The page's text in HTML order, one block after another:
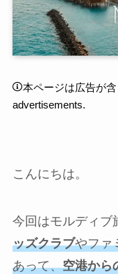
本ページは広告が
advertisements.
こんにちは。
今回はモルディブ
ッズクラブやファ
あって、空港から